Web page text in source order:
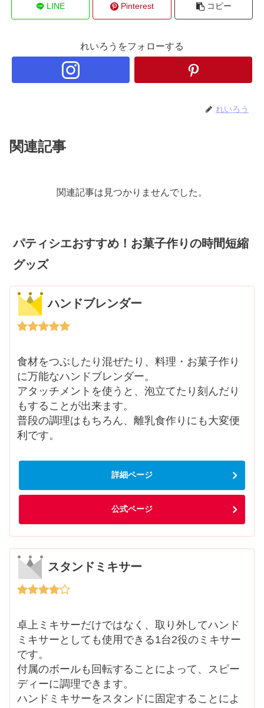
LINE Pinterest コピー
れいろうをフォローする
れいろう
関連記事
関連記事は見つかりませんでした。
パティシエおすすめ！お菓子作りの時間短縮
グッズ
ハンドブレンダー
食材をつぶしたり混ぜたり、料理・お菓子作り
に万能なハンドブレンダー。
アタッチメントを使うと、泡立てたり刻んだり
もすることが出来ます。
普段の調理はもちろん、離乳食作りにも大変便
利です。
詳細ページ
公式ページ
スタンドミキサー
卓上ミキサーだけではなく、取り外してハンド
ミキサーとしても使用できる1台2役のミキサー
です。
付属のボールも回転することによって、スピー
ディーに調理できます。
ハンドミキサーをスタンドに固定することによ